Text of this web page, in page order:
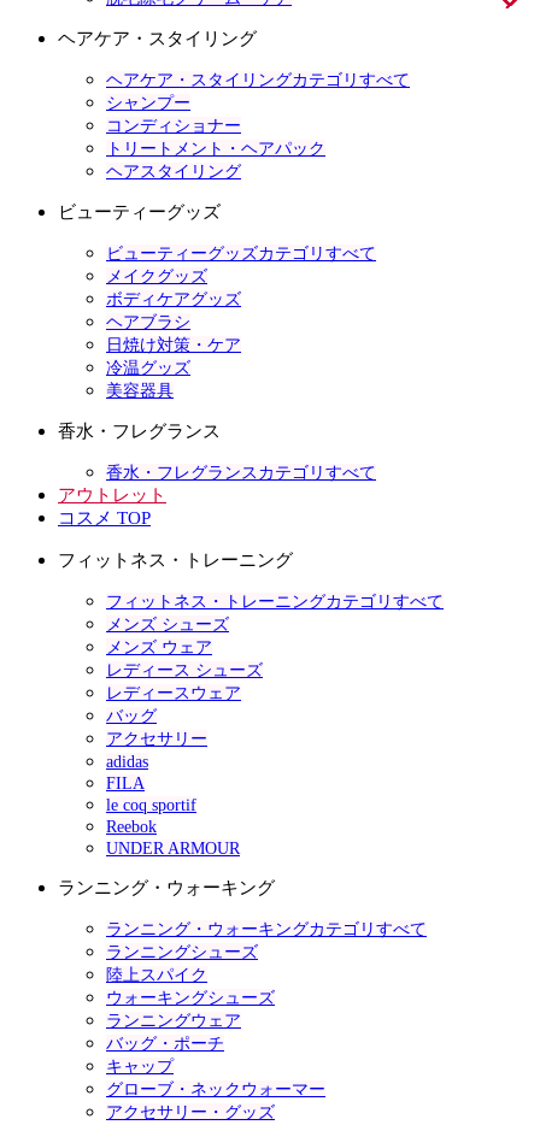
ヘアケア・スタイリング
ヘアケア・スタイリングカテゴリすべて
シャンプー
コンディショナー
トリートメント・ヘアパック
ヘアスタイリング
ビューティーグッズ
ビューティーグッズカテゴリすべて
メイクグッズ
ボディケアグッズ
ヘアブラシ
日焼け対策・ケア
冷温グッズ
美容器具
香水・フレグランス
香水・フレグランスカテゴリすべて
アウトレット
コスメ TOP
フィットネス・トレーニング
フィットネス・トレーニングカテゴリすべて
メンズ シューズ
メンズ ウェア
レディース シューズ
レディースウェア
バッグ
アクセサリー
adidas
FILA
le coq sportif
Reebok
UNDER ARMOUR
ランニング・ウォーキング
ランニング・ウォーキングカテゴリすべて
ランニングシューズ
陸上スパイク
ウォーキングシューズ
ランニングウェア
バッグ・ポーチ
キャップ
グローブ・ネックウォーマー
アクセサリー・グッズ